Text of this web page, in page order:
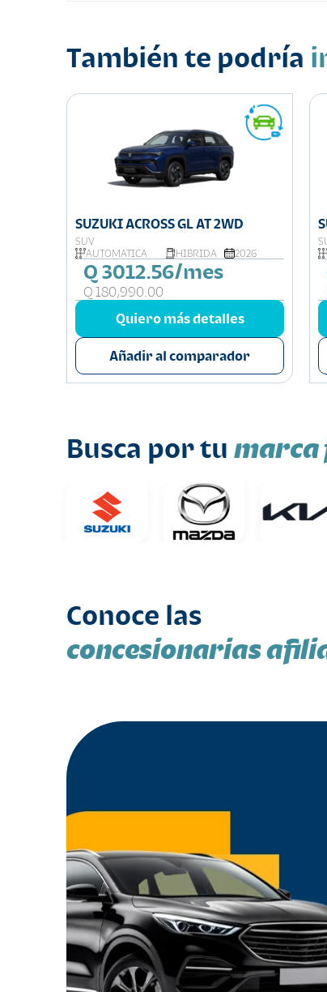
También te podría
SUZUKI ACROSS GL AT 2WD
SUV
AUTOMÁTICA
HIBRIDA 2026
Q 3012.56/mes
Q 180,990.00
Quiero más detalles
Añadir al comparador
Busca por tu
Conoce las
concesionarias